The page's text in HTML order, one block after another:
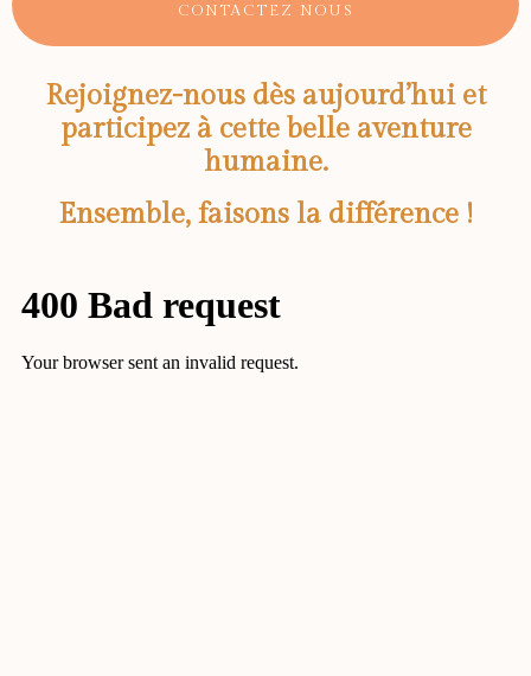
CONTACTEZ NOUS
Rejoignez-nous dès aujourd’hui et
participez à cette belle aventure
humaine.
Ensemble, faisons la différence !